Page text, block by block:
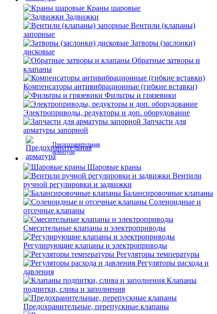
Краны шаровые
Задвижки
Вентили (клапаны)
запорные
Затворы (заслонки)
дисковые
Обратные затворы и
клапаны
Компенсаторы антивибрационные (гибкие вставки)
Фильтры и грязевики
Электроприводы, редукторы и доп. оборудование
Запчасти для
арматуры запорной
Предохранительная
арматура
Шаровые краны
Вентили
ручной регулировки и задвижки
Балансировочные клапаны
Соленоидные и
отсечные клапаны
Смесительные клапаны и электроприводы
Регулирующие клапаны и электроприводы
Регуляторы температуры
Регуляторы расхода и
давления
Клапаны
подпитки, слива и заполнения
Предохранительные, перепускные клапаны